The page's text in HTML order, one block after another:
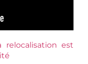
relocalisation est